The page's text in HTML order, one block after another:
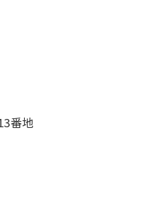
番地